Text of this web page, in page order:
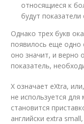
относящиеся к
будут
Однако трех букв
появилось еще одно
оно значит, и верно
показатель,
X означает eXtra,
не используется
становится
английски extra